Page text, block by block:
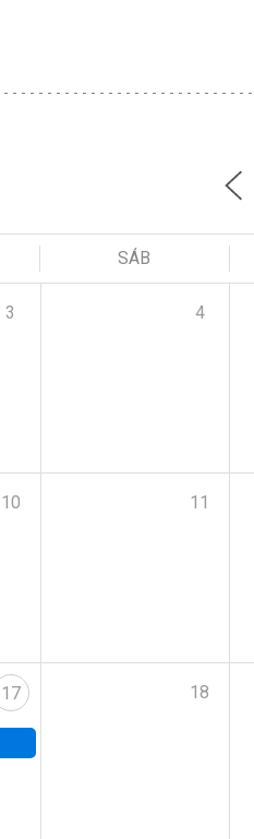
SÁB
3 4
10 11
17 18